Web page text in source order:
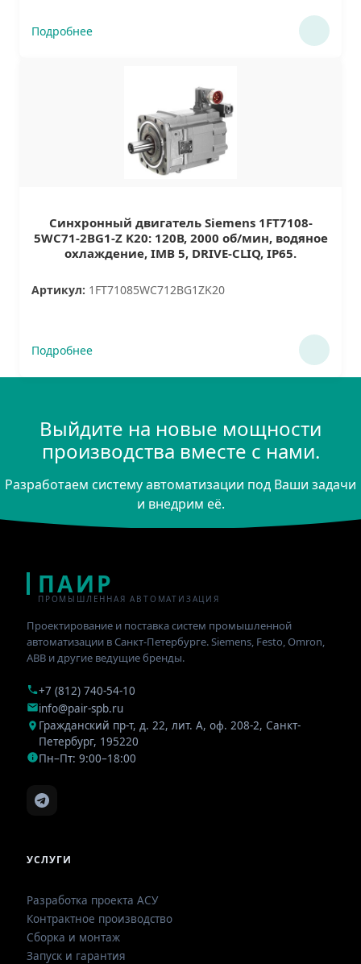
Подробнее
Синхронный двигатель Siemens 1FT7108-
5WC71-2BG1-Z K20: 120В, 2000 об/мин, водяное
охлаждение, IMB 5, DRIVE-CLIQ, IP65.
Артикул: 1FT71085WC712BG1ZK20
Подробнее
Выйдите на новые мощности
производства вместе с нами.
Разработаем систему автоматизации под Ваши задачи
и внедрим её.
ПАИР
ПРОМЫШЛЕННАЯ АВТОМАТИЗАЦИЯ
Проектирование и поставка систем промышленной
автоматизации в Санкт-Петербурге. Siemens, Festo, Omron,
ABB и другие ведущие бренды.
+7 (812) 740-54-10
info@pair-spb.ru
Гражданский пр-т, д. 22, лит. А, оф. 208-2, Санкт-
Петербург, 195220
Пн–Пт: 9:00–18:00
УСЛУГИ
Разработка проекта АСУ
Контрактное производство
Сборка и монтаж
Запуск и гарантия